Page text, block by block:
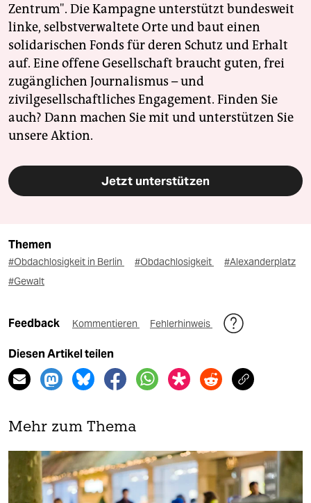
Zentrum". Die Kampagne unterstützt bundesweit
linke, selbstverwaltete Orte und baut einen
solidarischen Fonds für deren Schutz und Erhalt
auf. Eine offene Gesellschaft braucht guten, frei
zugänglichen Journalismus – und
zivilgesellschaftliches Engagement. Finden Sie
auch? Dann machen Sie mit und unterstützen Sie
unsere Aktion.
Jetzt unterstützen
Themen
#Obdachlosigkeit in Berlin #Obdachlosigkeit
#Alexanderplatz
#Gewalt
Feedback Kommentieren Fehlerhinweis
Diesen Artikel teilen
Mehr zum Thema